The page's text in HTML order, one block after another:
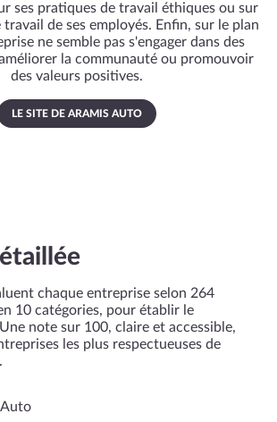
ses pratiques de travail éthiques ou sur
travail de ses employés. Enfin, sur le plan
ne semble pas s'engager dans des
la communauté ou promouvoir
des valeurs positives.
LE SITE DE ARAMIS AUTO
chaque entreprise selon 264
10 catégories, pour établir le
note sur 100, claire et accessible,
les plus respectueuses de
Auto